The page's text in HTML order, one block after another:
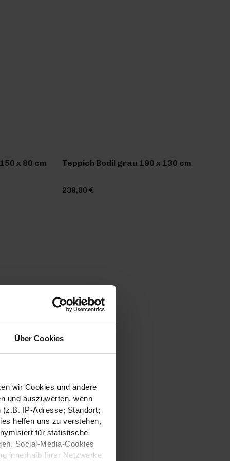
Über Cookies
wir Cookies und andere
und auszuwerten, wenn
IP-Adresse; Standort;
helfen uns zu verstehen,
für statistische
Social-Media-Cookies
innerhalb Ihrer Netzwerke
x 80 cm Teppich Bodil grau 190 x 130 cm
239,00 €